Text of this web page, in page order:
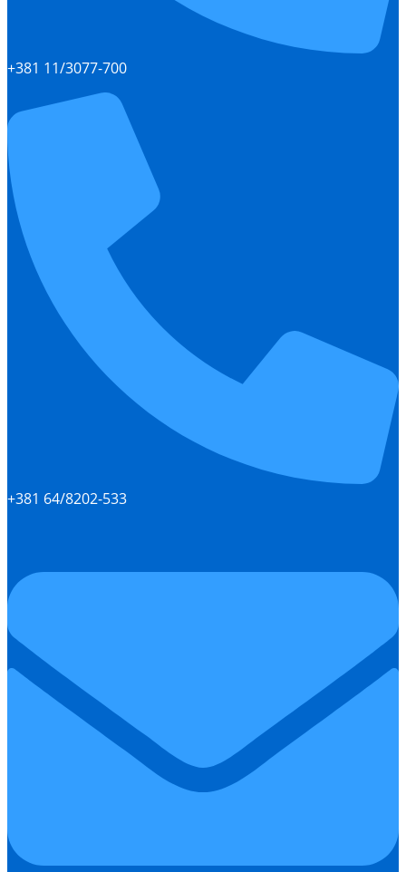
+381 11/3077-700
+381 64/8202-533